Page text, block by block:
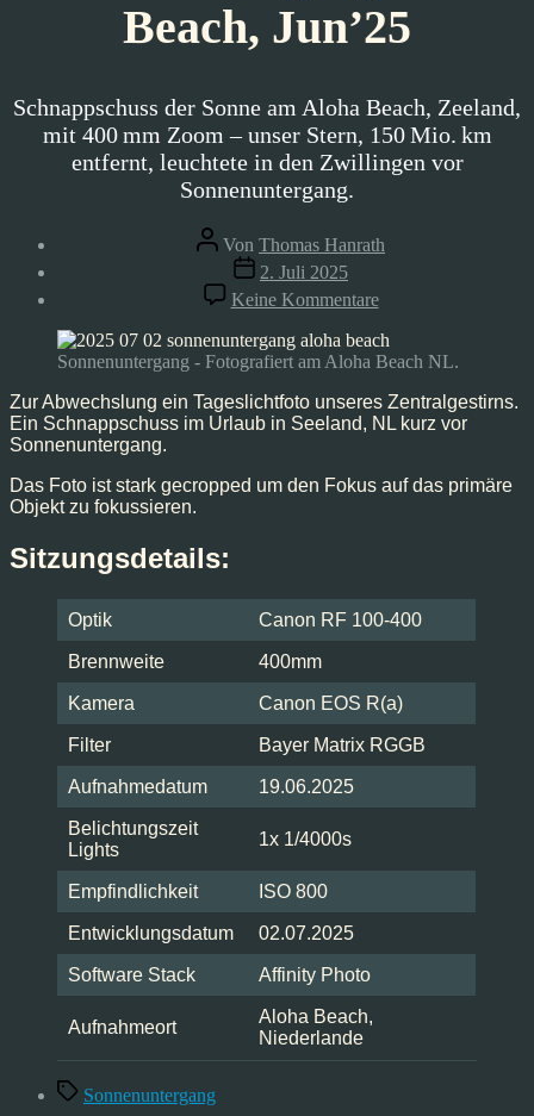
Beach, Jun’25
Schnappschuss der Sonne am Aloha Beach, Zeeland,
mit 400 mm Zoom – unser Stern, 150 Mio. km
entfernt, leuchtete in den Zwillingen vor
Sonnenuntergang.
Beitragsautor
Von Thomas Hanrath
Veröffentlichungsdatum
2. Juli 2025
Keine Kommentarezu
Sonnenuntergang
Aloha
Beach,
Sonnenuntergang - Fotografiert am Aloha Beach NL.
Zur Abwechslung ein Tageslichtfoto unseres Zentralgestirns.
Ein Schnappschuss im Urlaub in Seeland, NL kurz vor
Sonnenuntergang.
Das Foto ist stark gecropped um den Fokus auf das primäre
Objekt zu fokussieren.
Sitzungsdetails:
Optik Canon RF 100-400
Brennweite 400mm
Kamera Canon EOS R(a)
Filter Bayer Matrix RGGB
Aufnahmedatum 19.06.2025
Belichtungszeit
Lights
1x 1/4000s
Empfindlichkeit ISO 800
Entwicklungsdatum 02.07.2025
Software Stack Affinity Photo
Aufnahmeort
Aloha Beach,
Niederlande
Schlagwörter
Sonnenuntergang